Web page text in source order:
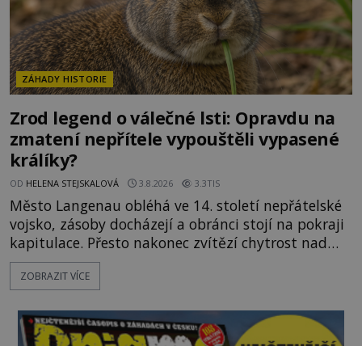
ZÁHADY HISTORIE
Zrod legend o válečné lsti: Opravdu na
zmatení nepřítele vypouštěli vypasené
králíky?
OD HELENA STEJSKALOVÁ 3.8.2026 3.3TIS
Město Langenau obléhá ve 14. století nepřátelské
vojsko, zásoby docházejí a obránci stojí na pokraji
kapitulace. Přesto nakonec zvítězí chytrost nad
hrubou silou. Podle staré německé legendy vypustí
obyvatelé za hradby dobře živeného králíka, aby
dost. Čas pracuje pro obléhatele. Ve městě ubývají
zásoby a každý den znamená další porci strádá
ZOBRAZIT VÍCE